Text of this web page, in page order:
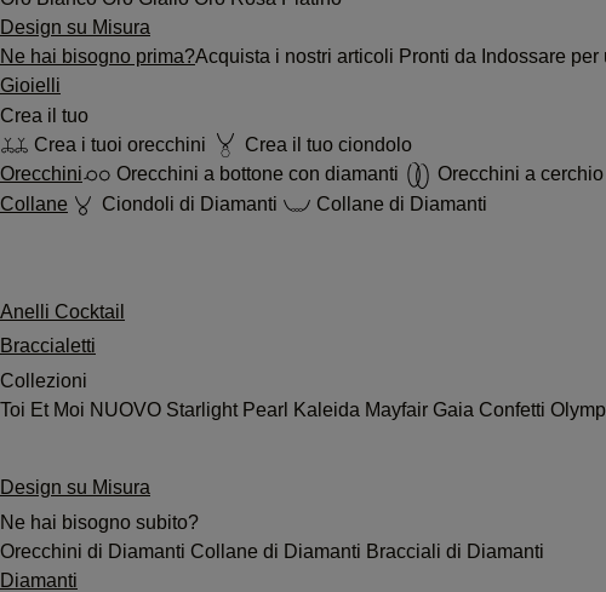
Design su Misura
Ne hai bisogno prima?Acquista i nostri articoli Pronti da Indossare
Gioielli
Crea il tuo
Crea i tuoi orecchini
Crea il tuo ciondolo
Orecchini
Orecchini a bottone con diamanti Orecchini a
Collane
Ciondoli di Diamanti Collane di Diamanti
Anelli Cocktail
Braccialetti
Collezioni
Toi Et Moi NUOVO Starlight Pearl Kaleida Mayfair Gaia Confetti
Design su Misura
Ne hai bisogno subito?
Orecchini di Diamanti Collane di Diamanti Bracciali di Diamanti
Diamanti